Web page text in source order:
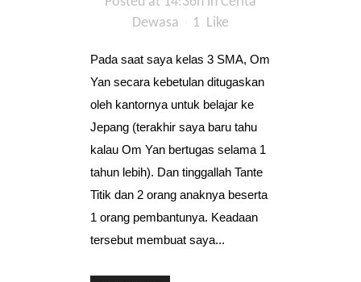
Dewasa
1 Like
Pada saat saya kelas 3 SMA, Om
Yan secara kebetulan ditugaskan
oleh kantornya untuk belajar ke
Jepang (terakhir saya baru tahu
kalau Om Yan bertugas selama 1
tahun lebih). Dan tinggallah Tante
Titik dan 2 orang anaknya beserta
1 orang pembantunya. Keadaan
tersebut membuat saya...